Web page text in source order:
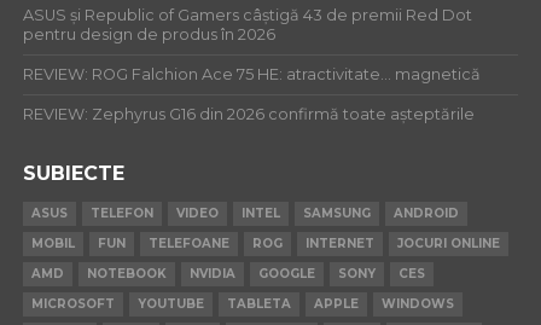
ASUS și Republic of Gamers câștigă 43 de premii Red Dot
pentru design de produs în 2026
REVIEW: ROG Falchion Ace 75 HE: atractivitate… magnetică
REVIEW: Zephyrus G16 din 2026 confirmă toate așteptările
SUBIECTE
ASUS TELEFON VIDEO INTEL SAMSUNG
ANDROID
MOBIL
FUN TELEFOANE ROG INTERNET
JOCURI ONLINE
AMD
NOTEBOOK NVIDIA GOOGLE SONY
CES
MICROSOFT
YOUTUBE TABLETA APPLE WINDOWS